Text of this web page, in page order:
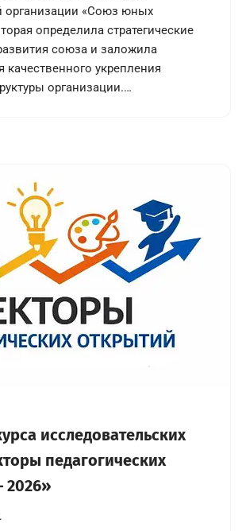
организации «Союз юных
определила стратегические
союза и заложила
качественного укрепления
организации.…
исследовательских
педагогических
2026»